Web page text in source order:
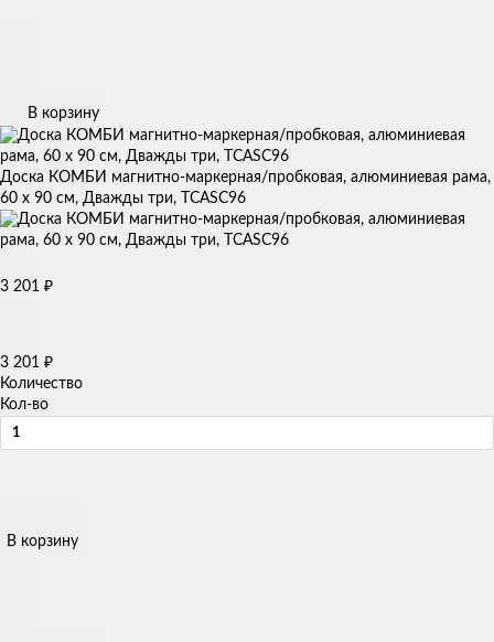
В корзину
Доска КОМБИ магнитно-маркерная/пробковая, алюминиевая рама,
60 x 90 см, Дважды три, TCASC96
3 201 ₽
3 201 ₽
Количество
Кол-во
В корзину